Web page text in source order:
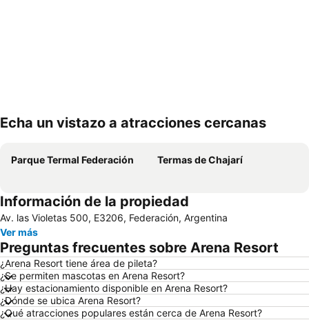
Echa un vistazo a atracciones cercanas
Parque Termal Federación Termas de Chajarí
Información de la propiedad
Av. las Violetas 500, E3206, Federación, Argentina
Ver más
Preguntas frecuentes sobre Arena Resort
¿Arena Resort tiene área de pileta?
¿Se permiten mascotas en Arena Resort?
¿Hay estacionamiento disponible en Arena Resort?
¿Dónde se ubica Arena Resort?
¿Qué atracciones populares están cerca de Arena Resort?